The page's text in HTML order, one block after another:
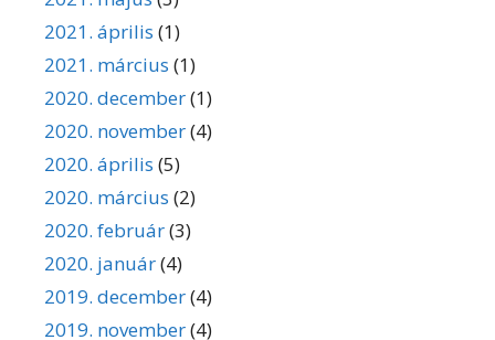
2021. április (1)
2021. március (1)
2020. december(1)
2020. november(4)
2020. április (5)
2020. március (2)
2020. február(3)
2020. január(4)
2019. december(4)
2019. november(4)